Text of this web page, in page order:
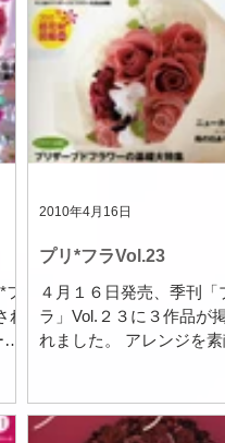
TEATIME ボヌー
プレイ作品
プリ*フラVol.23
４月１６日発売、季刊「
ラ」Vol.２３に３作品が
れました。 アレンジを
ろいろな形にしたり、リ
花材の一部として考える
2010年4月16日